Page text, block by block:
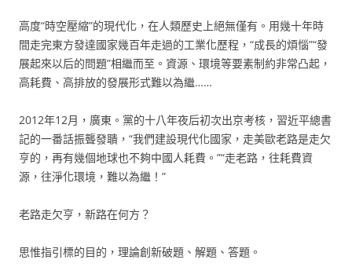
高度“時空壓縮”的現代化，在人類歷史上絕無僅有。用幾十年時
間走完東方發達國家幾百年走過的工業化歷程，“成長的煩惱”“發
展起來以后的問題”相繼而至。資源、環境等要素制約非常凸起，
高耗費、高排放的發展形式難以為繼……
2012年12月，廣東。黨的十八年夜后初次出京考核，習近平總書
記的一番話振聾發聵，“我們建設現代化國家，走美歐老路是走欠
亨的，再有幾個地球也不夠中國人耗費。”“走老路，往耗費資
源，往淨化環境，難以為繼！”
老路走欠亨，新路在何方？
思惟指引標的目的，理論創新破題、解題、答題。